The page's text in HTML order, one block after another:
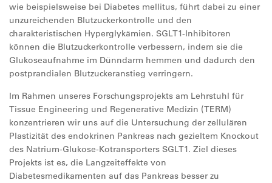
wie beispielsweise bei Diabetes mellitus, führt dabei zu einer
unzureichenden Blutzuckerkontrolle und den
charakteristischen Hyperglykämien. SGLT1-Inhibitoren
können die Blutzuckerkontrolle verbessern, indem sie die
Glukoseaufnahme im Dünndarm hemmen und dadurch den
postprandialen Blutzuckeranstieg verringern.
Im Rahmen unseres Forschungsprojekts am Lehrstuhl für
Tissue Engineering und Regenerative Medizin (TERM)
konzentrieren wir uns auf die Untersuchung der zellulären
Plastizität des endokrinen Pankreas nach gezieltem Knockout
des Natrium-Glukose-Kotransporters SGLT1. Ziel dieses
Projekts ist es, die Langzeiteffekte von
Diabetesmedikamenten auf das Pankreas besser zu